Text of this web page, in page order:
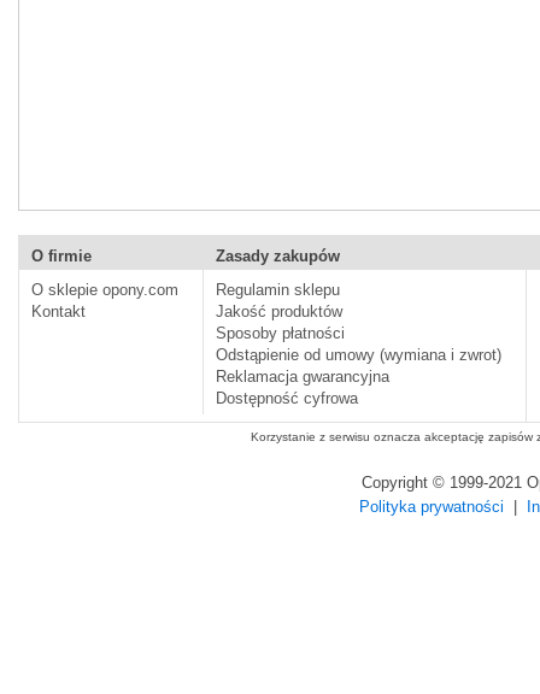
O firmie
O sklepie opony.com
Kontakt
Zasady zakupów
Regulamin sklepu
Jakość produktów
Sposoby płatności
Odstąpienie od umowy (wymiana i zwrot)
Reklamacja gwarancyjna
Dostępność cyfrowa
Korzystanie z serwisu oznacza akceptację zapisów
Copyright © 1999-2021
Polityka prywatności